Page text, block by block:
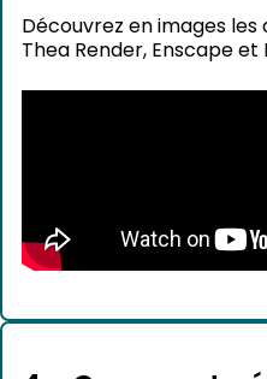
Découvrez en images
Thea Render, Enscape et